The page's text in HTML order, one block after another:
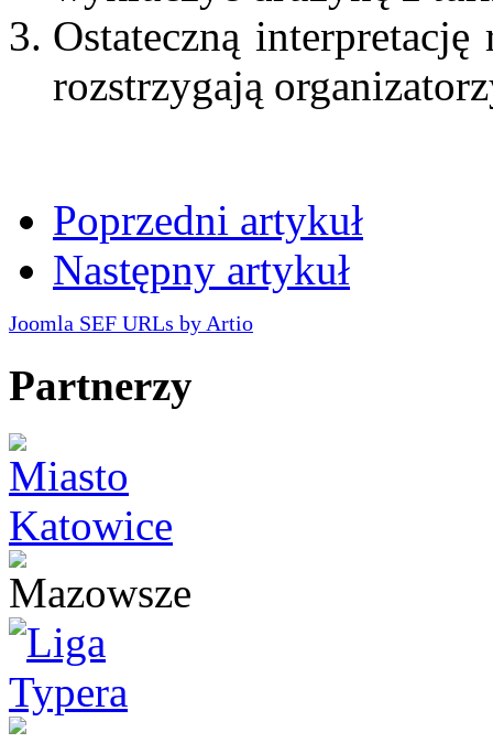
Ostateczną
rozstrzygają
Poprzedni artykuł
Następny artykuł
Joomla SEF URLs by Artio
Partnerzy